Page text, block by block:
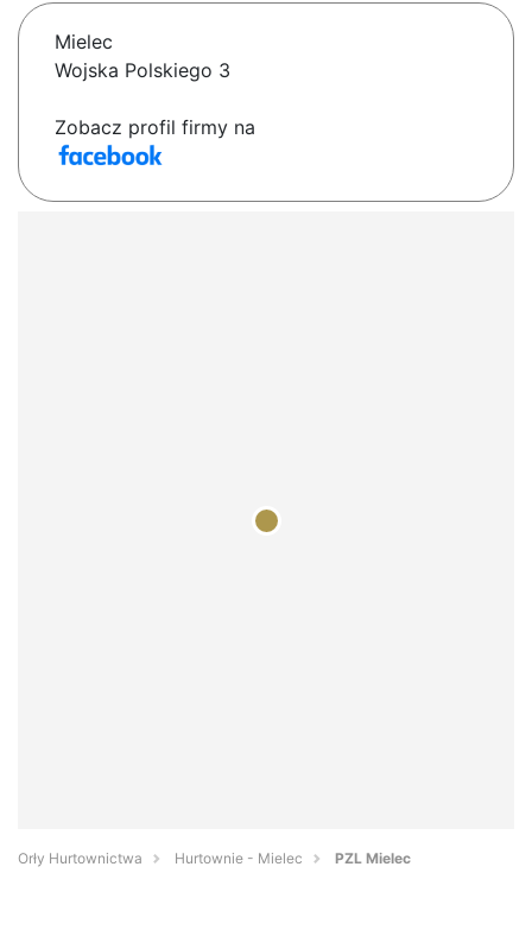
Mielec
Wojska Polskiego 3
Zobacz profil firmy na
Orły Hurtownictwa Hurtownie - Mielec PZL Mielec